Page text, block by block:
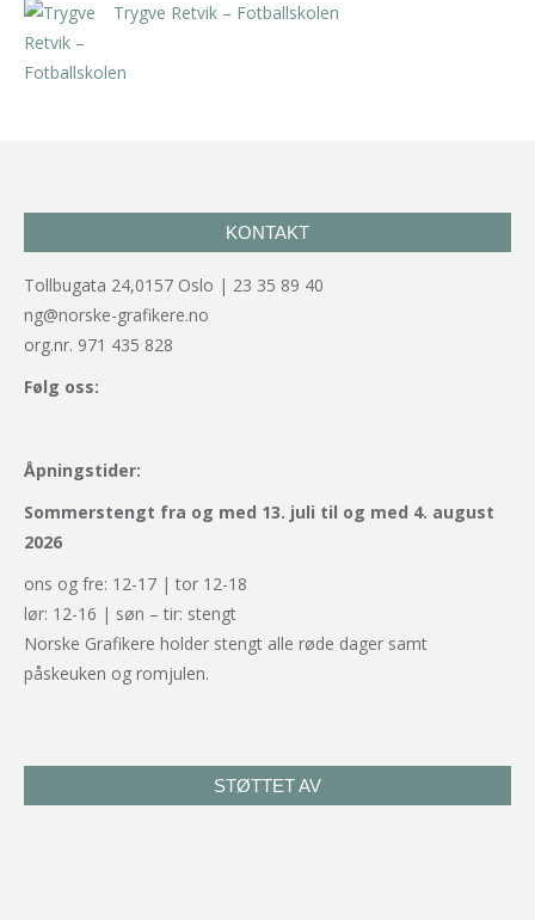
Trygve Retvik – Fotballskolen
KONTAKT
Tollbugata 24,0157 Oslo | 23 35 89 40
ng@norske-grafikere.no
org.nr. 971 435 828
Følg oss:
Åpningstider:
Sommerstengt fra og med 13. juli til og med 4. august
2026
ons og fre: 12-17 | tor 12-18
lør: 12-16 | søn – tir: stengt
Norske Grafikere holder stengt alle røde dager samt
påskeuken og romjulen.
STØTTET AV